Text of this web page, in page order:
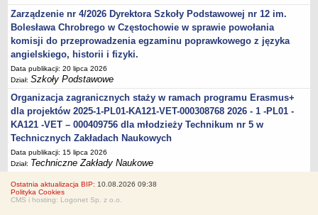
Zarządzenie nr 4/2026 Dyrektora Szkoły Podstawowej nr 12 im.
Bolesława Chrobrego w Częstochowie w sprawie powołania
komisji do przeprowadzenia egzaminu poprawkowego z języka
angielskiego, historii i fizyki.
Data publikacji: 20 lipca 2026
Dział:Szkoły Podstawowe
Organizacja zagranicznych staży w ramach programu Erasmus+
dla projektów 2025-1-PL01-KA121-VET-000308768 2026 - 1 -PL01 -
KA121 -VET – 000409756 dla młodzieży Technikum nr 5 w
Technicznych Zakładach Naukowych
Data publikacji: 15 lipca 2026
Dział: Techniczne Zakłady Naukowe
Ostatnia aktualizacja BIP: 10.08.2026 09:38
Polityka Cookies
CMS i hosting: Logonet Sp. z o.o.